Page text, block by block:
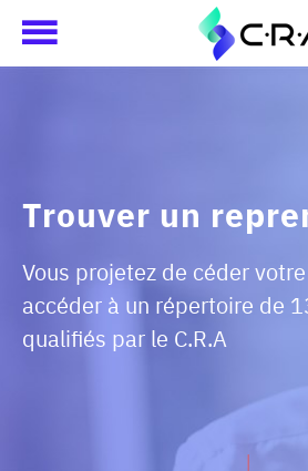
Trouver un
Vous projetez de céder
accéder à un répertoire de
qualifiés par le C.R.A